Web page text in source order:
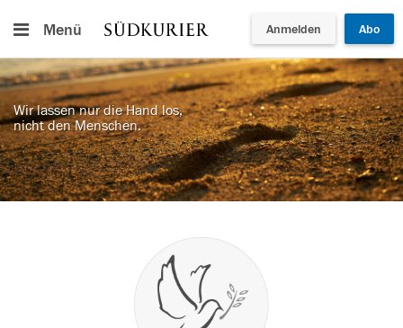
Menü Anmelden Abo
Wir lassen nur die Hand los,
nicht den Menschen.